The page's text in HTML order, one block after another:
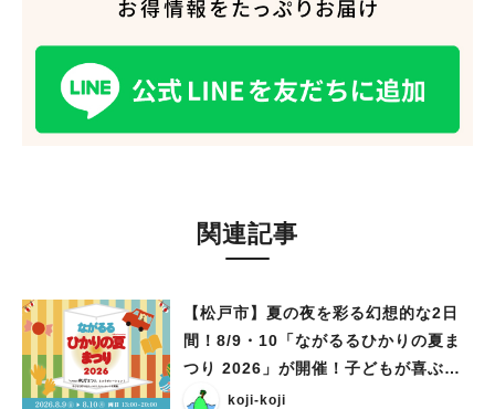
関連記事
【松戸市】夏の夜を彩る幻想的な2日
間！8/9・10「ながるるひかりの夏ま
つり 2026」が開催！子どもが喜ぶワ
ークショップや限定ヒーローショーも
koji-koji